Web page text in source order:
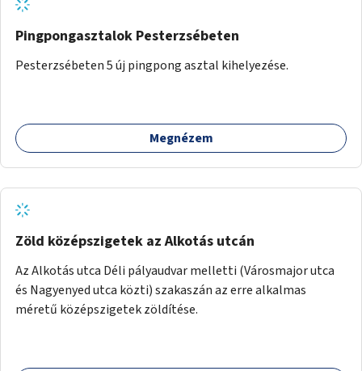
Pingpongasztalok Pesterzsébeten
Pesterzsébeten 5 új pingpong asztal kihelyezése.
Megnézem
Zöld középszigetek az Alkotás utcán
Az Alkotás utca Déli pályaudvar melletti (Városmajor utca
és Nagyenyed utca közti) szakaszán az erre alkalmas
méretű középszigetek zöldítése.